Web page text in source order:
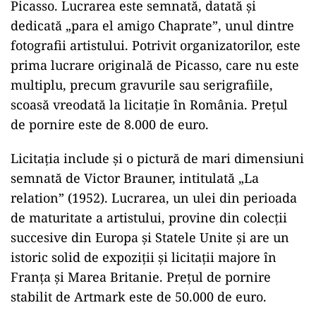
Picasso. Lucrarea este semnată, datată și
dedicată „para el amigo Chaprate”, unul dintre
fotografii artistului. Potrivit organizatorilor, este
prima lucrare originală de Picasso, care nu este
multiplu, precum gravurile sau serigrafiile,
scoasă vreodată la licitație în România. Prețul
de pornire este de 8.000 de euro.
Licitația include și o pictură de mari dimensiuni
semnată de Victor Brauner, intitulată „La
relation” (1952). Lucrarea, un ulei din perioada
de maturitate a artistului, provine din colecții
succesive din Europa și Statele Unite și are un
istoric solid de expoziții și licitații majore în
Franța și Marea Britanie. Prețul de pornire
stabilit de Artmark este de 50.000 de euro.